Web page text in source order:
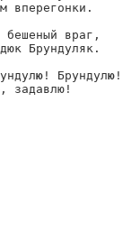
вперегонки.
бешеный враг,
Брундуляк.
ю ! Брундулю !
задавлю!